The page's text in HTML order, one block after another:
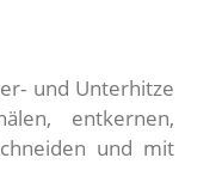
und Unterhitze
entkernen,
und mit